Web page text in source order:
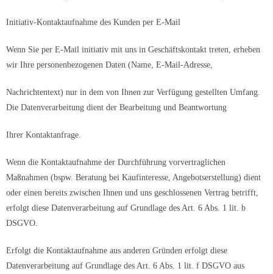
Initiativ-Kontaktaufnahme des Kunden per E-Mail
Wenn Sie per E-Mail initiativ mit uns in Geschäftskontakt treten, erheben
wir Ihre personenbezogenen Daten (Name, E-Mail-Adresse,
Nachrichtentext) nur in dem von Ihnen zur Verfügung gestellten Umfang.
Die Datenverarbeitung dient der Bearbeitung und Beantwortung
Ihrer Kontaktanfrage.
Wenn die Kontaktaufnahme der Durchführung vorvertraglichen
Maßnahmen (bspw. Beratung bei Kaufinteresse, Angebotserstellung) dient
oder einen bereits zwischen Ihnen und uns geschlossenen Vertrag betrifft,
erfolgt diese Datenverarbeitung auf Grundlage des Art. 6 Abs. 1 lit. b
DSGVO.
Erfolgt die Kontaktaufnahme aus anderen Gründen erfolgt diese
Datenverarbeitung auf Grundlage des Art. 6 Abs. 1 lit. f DSGVO aus